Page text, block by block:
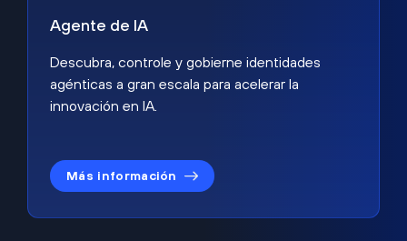
Agente de IA
Descubra, controle y gobierne identidades
agénticas a gran escala para acelerar la
innovación en IA.
Más información